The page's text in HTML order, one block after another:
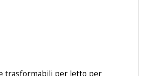
trasformabili per letto per